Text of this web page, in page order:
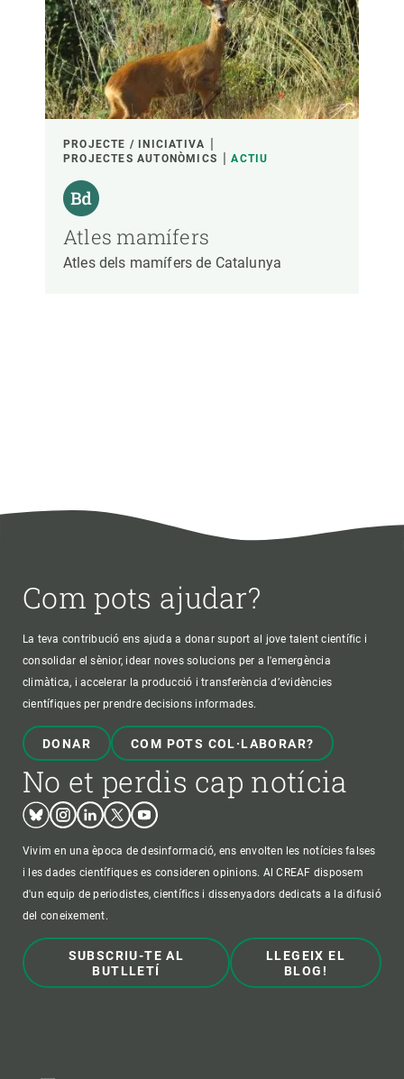
PARTICIPANTS
FINANÇAMENT
ANY D'INICI
LIDERATGE EXTERN
PROJECTE / INICIATIVA
PROJECTES AUTONÒMICS
ACTIU
Atles mamífers
Atles dels mamífers de Catalunya
Com pots ajudar?
La teva contribució ens ajuda a donar suport al jove talent científic i
consolidar el sènior, idear noves solucions per a l'emergència
climàtica, i accelerar la producció i transferència d’evidències
científiques per prendre decisions informades.
DONAR COM POTS COL·LABORAR?
No et perdis cap notícia
BlueskyInstagram
LinkedinTwitterYoutube
Vivim en una època de desinformació, ens envolten les notícies falses
i les dades científiques es consideren opinions. Al CREAF disposem
d'un equip de periodistes, científics i dissenyadors dedicats a la difusió
del coneixement.
SUBSCRIU-TE AL
BUTLLETÍ
LLEGEIX EL
BLOG!